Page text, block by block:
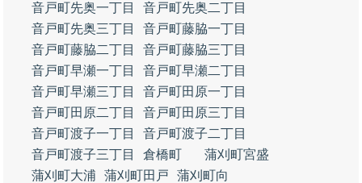
音戸町先奥一丁目
音戸町先奥二丁目
音戸町先奥三丁目
音戸町藤脇一丁目
音戸町藤脇二丁目
音戸町藤脇三丁目
音戸町早瀬一丁目
音戸町早瀬二丁目
音戸町早瀬三丁目
音戸町田原一丁目
音戸町田原二丁目
音戸町田原三丁目
音戸町渡子一丁目
音戸町渡子二丁目
音戸町渡子三丁目
倉橋町
蒲刈町宮盛
蒲刈町大浦
蒲刈町田戸
蒲刈町向